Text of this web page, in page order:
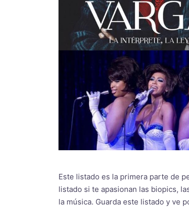
Este listado es la primera parte de
listado si te apasionan las biopics,
la música. Guarda este listado y ve